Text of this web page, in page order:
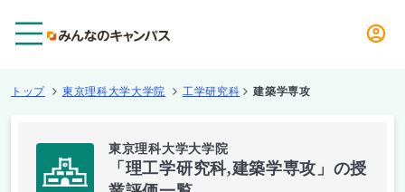
トップ 東京理科大学大学院 工学研究科 建築学専攻
東京理科大学大学院
「理工学研究科,建築学専攻」の授